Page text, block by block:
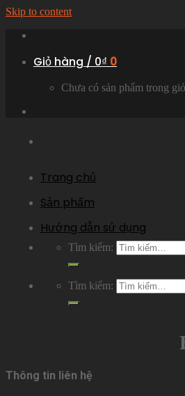
Skip to content
Giỏ hàng / 0₫ 0
Chưa có sản phẩm trong
Trang chủ
Sản phẩm
Hướng dẫn sử dụng
Tìm kiếm:
Tìm kiếm:
Thông tin liên hệ